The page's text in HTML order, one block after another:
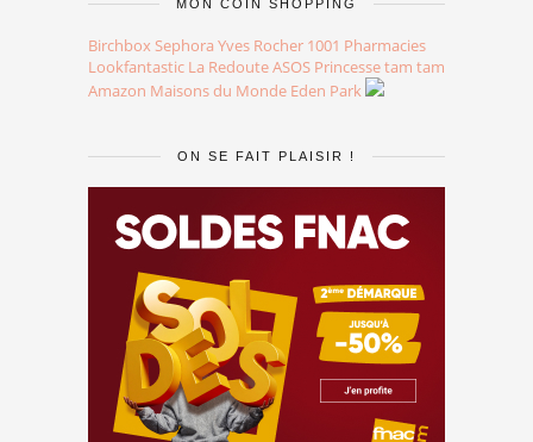
MON COIN SHOPPING
Birchbox Sephora Yves Rocher 1001 Pharmacies
Lookfantastic La RedouteASOS Princesse tam tam
Amazon Maisons du Monde Eden Park
ON SE FAIT PLAISIR !